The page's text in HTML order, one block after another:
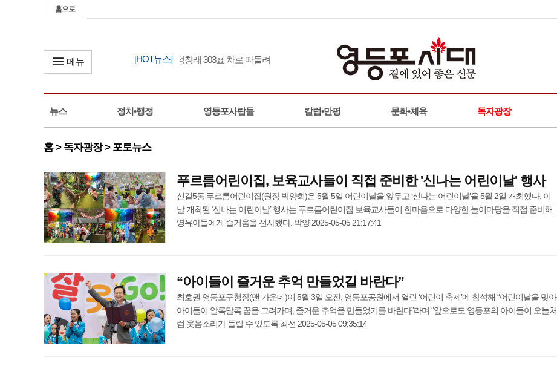
홈으로
[HOT뉴스]
김민석 충청권 경선 1위, 정청래 303표 차로 따돌려
메뉴
뉴스 정치•행정 영등포사람들 칼럼•만평 문화•체육 독자광장
홈 > 독자광장 > 포토뉴스
푸르름어린이집, 보육교사들이 직접 준비한 '신나는 어린이날' 행사
신길5동 푸르름어린이집(원장 박양희)은 5월 5일 어린이날을 앞두고 ‘신나는 어린이날’을 5월 2일 개최했다. 이
날 개최된 ‘신나는 어린이날’ 행사는 푸르름어린이집 보육교사들이 한마음으로 다양한 놀이마당을 직접 준비해
영유아들에게 즐거움을 선사했다. 박양 2025-05-05 21:17:41
“아이들이 즐거운 추억 만들었길 바란다”
최호권 영등포구청장(맨 가운데)이 5월 3일 오전, 영등포공원에서 열린 ‘어린이 축제’에 참석해 “어린이날을 맞아
아이들이 알록달록 꿈을 그려가며, 즐거운 추억을 만들었기를 바란다”라며 “앞으로도 영등포의 아이들이 오늘처
럼 웃음소리가 들릴 수 있도록 최선 2025-05-05 09:35:14